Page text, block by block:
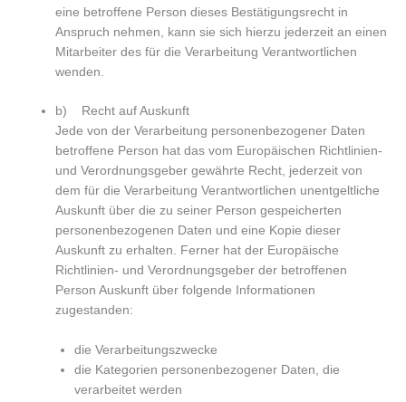
eine betroffene Person dieses Bestätigungsrecht in
Anspruch nehmen, kann sie sich hierzu jederzeit an einen
Mitarbeiter des für die Verarbeitung Verantwortlichen
wenden.
b) Recht auf Auskunft
Jede von der Verarbeitung personenbezogener Daten
betroffene Person hat das vom Europäischen Richtlinien-
und Verordnungsgeber gewährte Recht, jederzeit von
dem für die Verarbeitung Verantwortlichen unentgeltliche
Auskunft über die zu seiner Person gespeicherten
personenbezogenen Daten und eine Kopie dieser
Auskunft zu erhalten. Ferner hat der Europäische
Richtlinien- und Verordnungsgeber der betroffenen
Person Auskunft über folgende Informationen
zugestanden:
die Verarbeitungszwecke
die Kategorien personenbezogener Daten, die
verarbeitet werden